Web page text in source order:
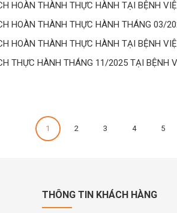
HOÀN THÀNH THỰC HÀNH TẠI BỆNH
HOÀN THÀNH THỰC HÀNH THÁNG 03/
HOÀN THÀNH THỰC HÀNH TẠI BỆNH
THỰC HÀNH THÁNG 11/2025 TẠI BỆNH
1 2 3 4 5
THÔNG TIN KHÁCH HÀNG